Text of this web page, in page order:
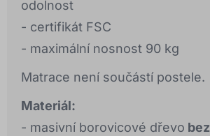
odolnost
- certifikát FSC
- maximální nosnost 90 kg
Matrace není součástí postele.
Materiál:
- masivní borovicové dřevo